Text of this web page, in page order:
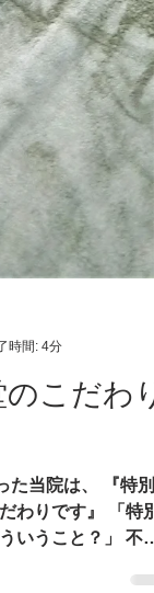
時間: 4分
こだわり
当院は、 『特別
わりです』 「特別